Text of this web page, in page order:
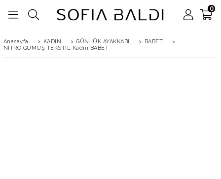
0
Anasayfa > KADIN > GÜNLÜK AYAKKABI > BABET
>
NITRO GÜMÜŞ TEKSTİL Kadın BABET